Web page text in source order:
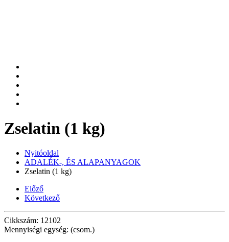
Zselatin (1 kg)
Nyitóoldal
ADALÉK-, ÉS ALAPANYAGOK
Zselatin (1 kg)
Előző
Következő
Cikkszám: 12102
Mennyiségi egység: (csom.)